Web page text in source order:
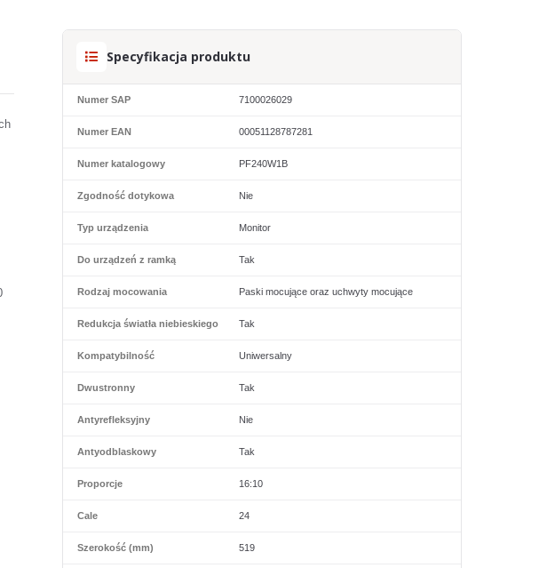
Specyfikacja produktu
Numer SAP 7100026029
Numer EAN 00051128787281
Numer katalogowy PF240W1B
Zgodność dotykowa Nie
Typ urządzenia Monitor
Do urządzeń z ramką Tak
Rodzaj mocowania Paski mocujące oraz uchwyty mocujące
Redukcja światła niebieskiego Tak
Kompatybilność Uniwersalny
Dwustronny Tak
Antyrefleksyjny Nie
Antyodblaskowy Tak
Proporcje 16:10
Cale 24
Szerokość (mm) 519